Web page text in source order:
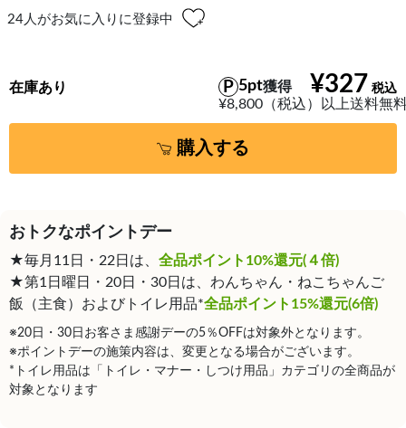
24 人がお気に入りに登録中
¥327
5pt獲得
¥8,800（税込）以上送料無
在庫あり
購入する
おトクなポイントデー
★毎月11日・22日は、 全品ポイント10%還元(４倍)
★第1日曜日・20日・30日は、わんちゃん・ねこちゃんご
飯（主食）およびトイレ用品*全品ポイント15%還元(6倍)
※20日・30日お客さま感謝デーの5％OFFは対象外となります。
※ポイントデーの施策内容は、変更となる場合がございます。
*トイレ用品は「トイレ・マナー・しつけ用品」カテゴリの全商品が
対象となります